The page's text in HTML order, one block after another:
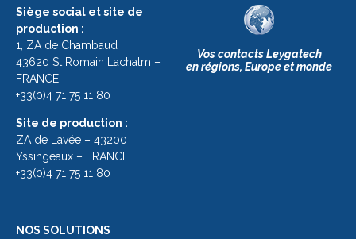
Siège social et site de
production :
1, ZA de Chambaud
43620 St Romain Lachalm –
FRANCE
+33(0)4 71 75 11 80
Site de production :
ZA de Lavée – 43200
Yssingeaux – FRANCE
+33(0)4 71 75 11 80
Vos contacts Leygatech
en régions, Europe et monde
NOS SOLUTIONS